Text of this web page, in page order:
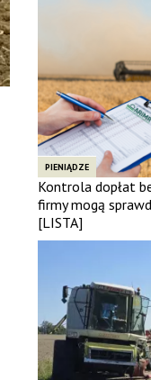
PIENIĄDZE
Kontrola dopłat
firmy mogą
[LISTA]